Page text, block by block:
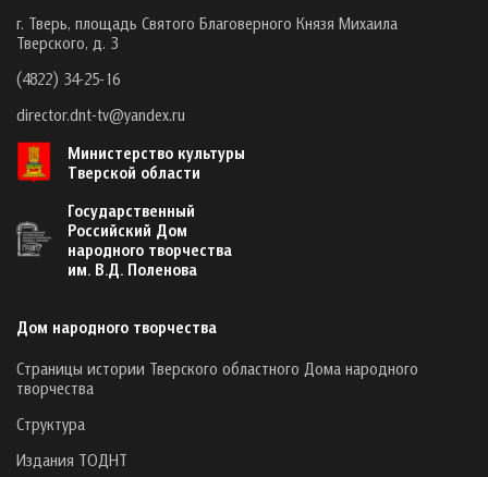
г. Тверь, площадь Святого Благоверного Князя Михаила
Тверского, д. 3
(4822) 34-25-16
director.dnt-tv@yandex.ru
Министерство культуры
Тверской области
Государственный
Российский Дом
народного творчества
им. В.Д. Поленова
Дом народного творчества
Страницы истории Тверского областного Дома народного
творчества
Структура
Издания ТОДНТ